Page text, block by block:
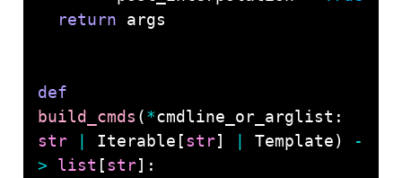
return
def
build_cmds (*
str
| Iterable[str] | Template)
-
>
list [str